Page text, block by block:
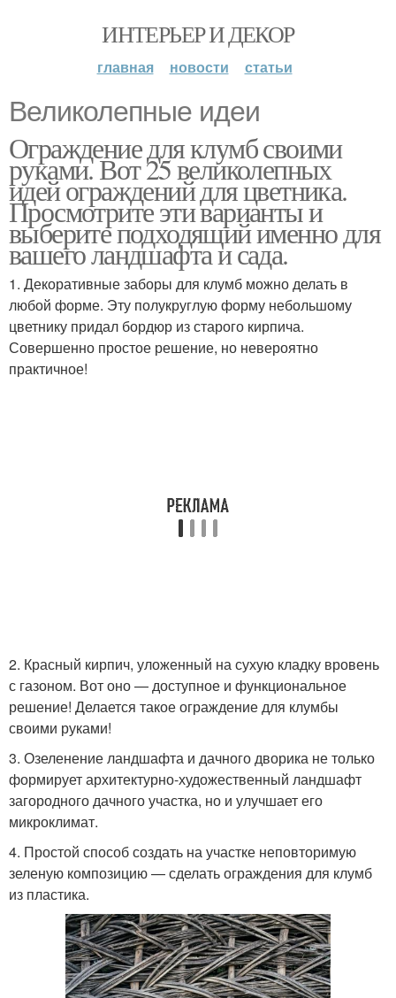
ИНТЕРЬЕР И ДЕКОР
главная новости статьи
Великолепные идеи
Ограждение для клумб своими
руками. Вот 25 великолепных
идей ограждений для цветника.
Просмотрите эти варианты и
выберите подходящий именно для
вашего ландшафта и сада.
1. Декоративные заборы для клумб можно делать в
любой форме. Эту полукруглую форму небольшому
цветнику придал бордюр из старого кирпича.
Совершенно простое решение, но невероятно
практичное!
2. Красный кирпич, уложенный на сухую кладку вровень
с газоном. Вот оно — доступное и функциональное
решение! Делается такое ограждение для клумбы
своими руками!
3. Озеленение ландшафта и дачного дворика не только
формирует архитектурно-художественный ландшафт
загородного дачного участка, но и улучшает его
микроклимат.
4. Простой способ создать на участке неповторимую
зеленую композицию — сделать ограждения для клумб
из пластика.